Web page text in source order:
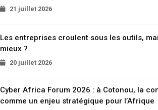
21 juillet 2026
Les entreprises croulent sous les outils,
mieux ?
20 juillet 2026
Cyber Africa Forum 2026 : à Cotonou, la
comme un enjeu stratégique pour l’Afrique